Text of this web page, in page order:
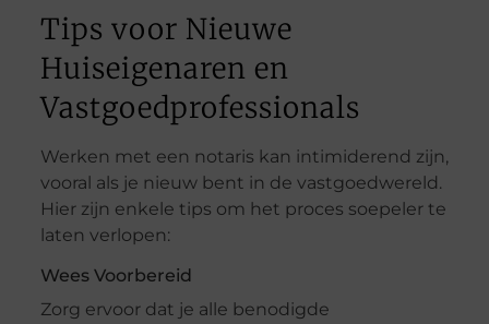
Tips voor Nieuwe
Huiseigenaren en
Vastgoedprofessionals
Werken met een notaris kan intimiderend zijn,
vooral als je nieuw bent in de vastgoedwereld.
Hier zijn enkele tips om het proces soepeler te
laten verlopen:
Wees Voorbereid
Zorg ervoor dat je alle benodigde